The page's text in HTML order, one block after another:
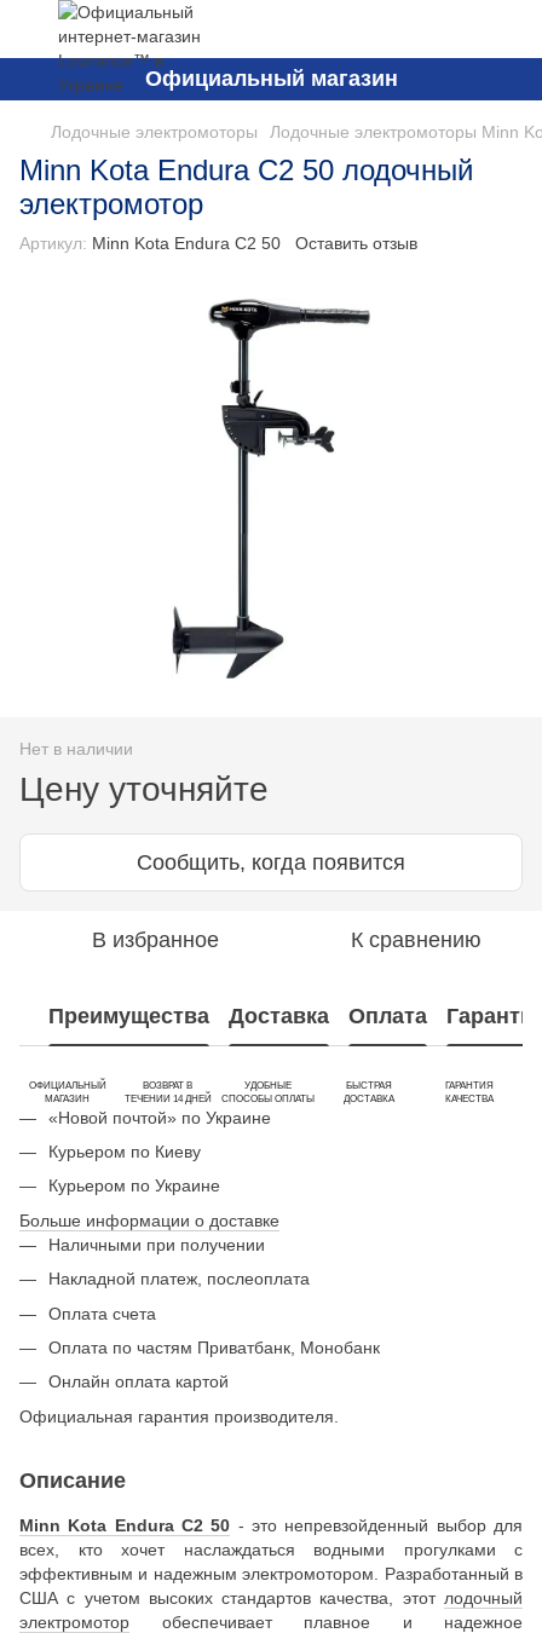
Официальный магазин
Лодочные электромоторы Лодочные электромоторы Minn
Minn Kota Endura C2 50 лодочный
электромотор
Артикул: Minn Kota Endura C2 50 Оставить отзыв
Нет в наличии
Цену уточняйте
Сообщить, когда появится
В избранное К сравнению
Преимущества Доставка Оплата
ОФИЦИАЛЬНЫЙ
МАГАЗИН
ВОЗВРАТ В
ТЕЧЕНИИ 14 ДНЕЙ
УДОБНЫЕ
СПОСОБЫ ОПЛАТЫ
БЫСТРАЯ
ДОСТАВКА
ГАРАНТИЯ
КАЧЕСТВА
«Новой почтой» по Украине
Курьером по Киеву
Курьером по Украине
Больше информации о доставке
Наличными при получении
Накладной платеж, послеоплата
Оплата счета
Оплата по частям Приватбанк, Монобанк
Онлайн оплата картой
Официальная гарантия производителя.
Описание
Minn Kota Endura C2 50 - это непревзойденный выбор для
всех, кто хочет наслаждаться водными прогулками с
эффективным и надежным электромотором. Разработанный в
США с учетом высоких стандартов качества, этот лодочный
электромотор обеспечивает плавное и надежное